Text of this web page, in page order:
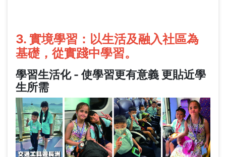
3. 實境學習：以生活及融入社區為
基礎，從實踐中學習。
學習生活化 - 使學習更有意義 更貼近學
生所需